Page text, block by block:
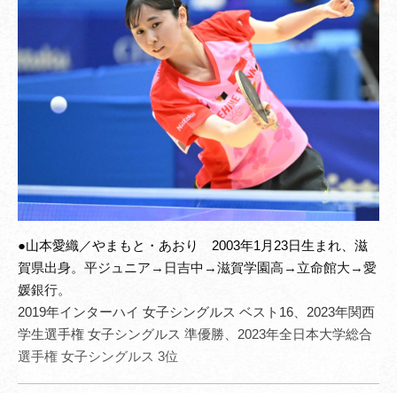
●山本愛織／やまもと・あおり 2003年1月23日生まれ、滋
賀県出身。平ジュニア→日吉中→滋賀学園高→立命館大→愛
媛銀行。
2019年インターハイ 女子シングルス ベスト16、2023年関西
学生選手権 女子シングルス 準優勝、2023年全日本大学総合
選手権 女子シングルス 3位